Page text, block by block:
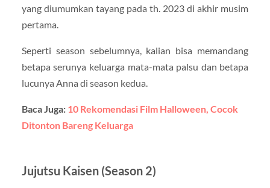
yang diumumkan tayang pada th. 2023 di akhir musim
pertama.
Seperti season sebelumnya, kalian bisa memandang
betapa serunya keluarga mata-mata palsu dan betapa
lucunya Anna di season kedua.
Baca Juga: 10 Rekomendasi Film Halloween, Cocok
Ditonton Bareng Keluarga
Jujutsu Kaisen (Season 2)